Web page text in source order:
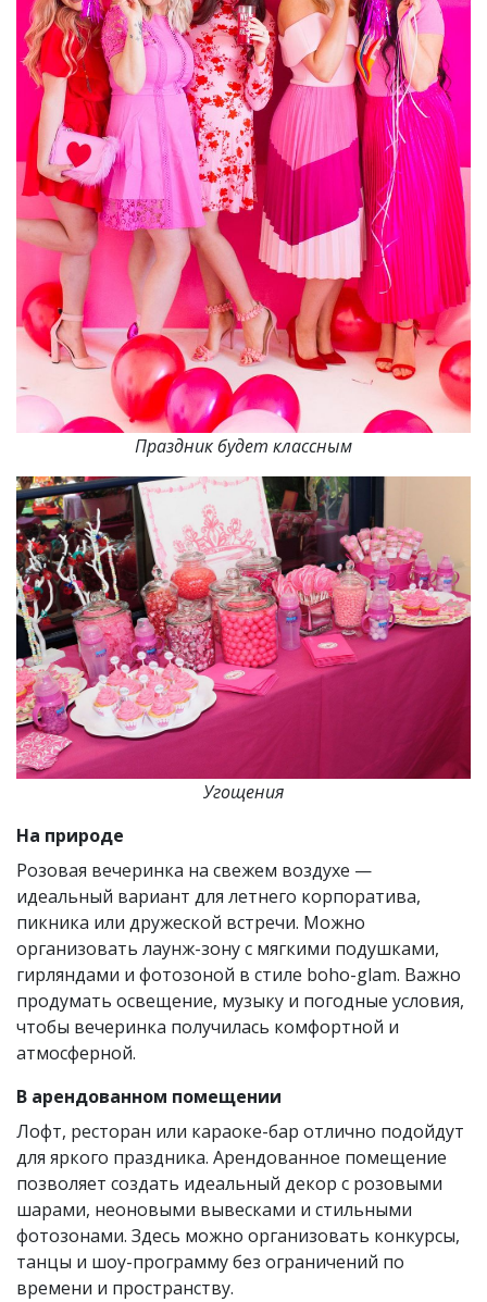
Праздник будет классным
Угощения
На природе
Розовая вечеринка на свежем воздухе —
идеальный вариант для летнего корпоратива,
пикника или дружеской встречи. Можно
организовать лаунж-зону с мягкими подушками,
гирляндами и фотозоной в стиле boho-glam. Важно
продумать освещение, музыку и погодные условия,
чтобы вечеринка получилась комфортной и
атмосферной.
В арендованном помещении
Лофт, ресторан или караоке-бар отлично подойдут
для яркого праздника. Арендованное помещение
позволяет создать идеальный декор с розовыми
шарами, неоновыми вывесками и стильными
фотозонами. Здесь можно организовать конкурсы,
танцы и шоу-программу без ограничений по
времени и пространству.